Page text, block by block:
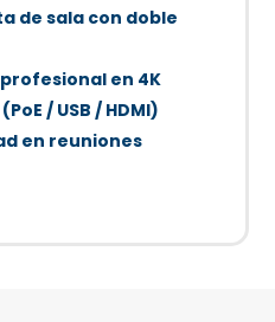
de sala con doble
en 4K
/ USB / HDMI)
en reuniones